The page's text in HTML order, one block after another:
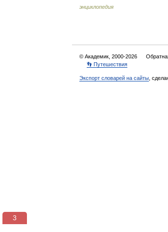
энциклопедия
© Академик, 2000-2026
👣 Путешествия
Экспорт словарей на сайты ,
3